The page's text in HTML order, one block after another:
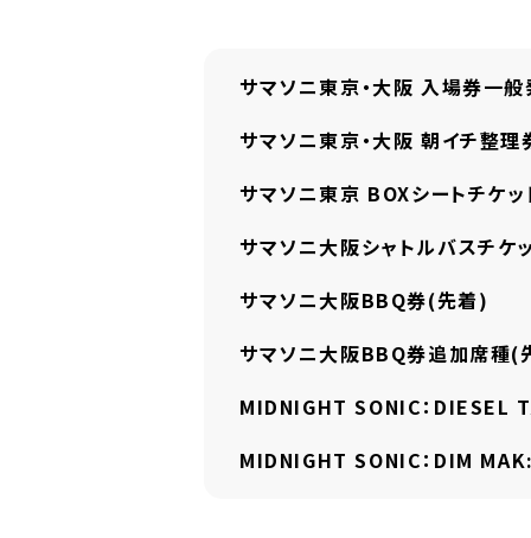
サマソニ東京・大阪 入場券一
サマソニ東京・大阪 朝イチ整
サマソニ東京 BOXシートチケ
サマソニ大阪シャトルバスチケ
サマソニ大阪BBQ券(先着)
サマソニ大阪BBQ券追加席種(
MIDNIGHT SONIC： DIESEL
MIDNIGHT SONIC： DIM